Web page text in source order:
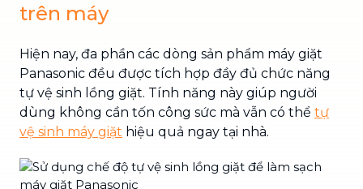
trên máy
Hiện nay, đa phần các dòng sản phẩm máy giặt
Panasonic đều được tích hợp đầy đủ chức năng
tự vệ sinh lồng giặt. Tính năng này giúp người
dùng không cần tốn công sức mà vẫn có thể tự
vệ sinh máy giặt hiệu quả ngay tại nhà.